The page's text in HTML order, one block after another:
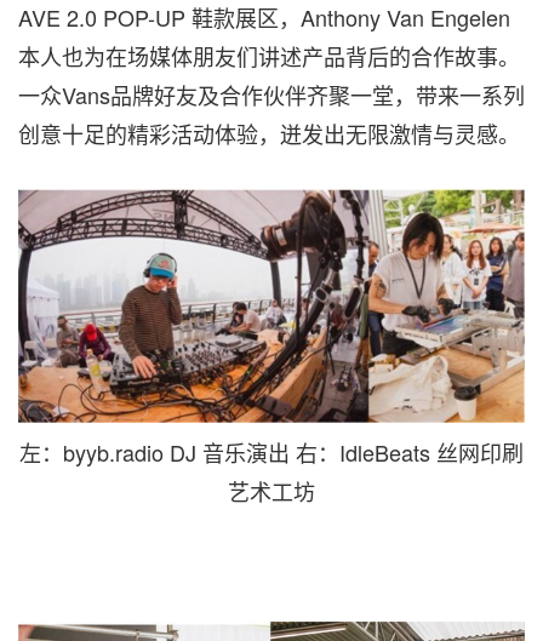
AVE 2.0 POP-UP 鞋款展区，Anthony Van Engelen
本人也为在场媒体朋友们讲述产品背后的合作故事。
一众Vans品牌好友及合作伙伴齐聚一堂，带来一系列
创意十足的精彩活动体验，迸发出无限激情与灵感。
左：byyb.radio DJ 音乐演出 右：IdleBeats 丝网印刷
艺术工坊